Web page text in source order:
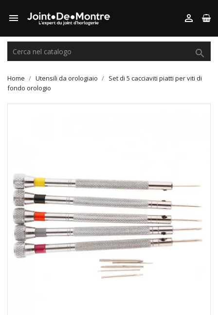
 

Home Utensili da orologiaio
Set di 5 cacciaviti piatti per viti di
fondo orologio